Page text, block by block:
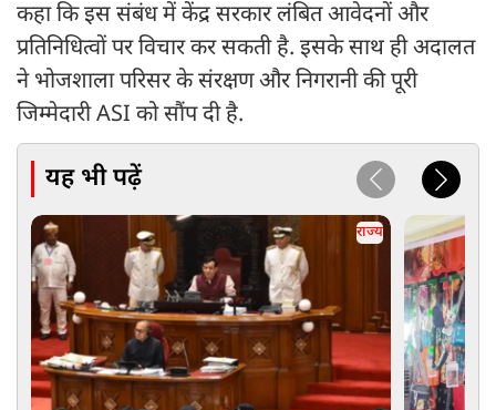
कहा कि इस संबंध में केंद्र सरकार लंबित आवेदनों और
प्रतिनिधित्वों पर विचार कर सकती है. इसके साथ ही अदालत
ने भोजशाला परिसर के संरक्षण और निगरानी की पूरी
जिम्मेदारी ASI को सौंप दी है.
यह भी पढ़ें
राज्य